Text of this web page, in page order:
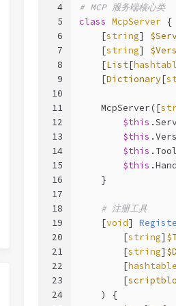
4
5
6
7
8
9
10
11
12
13
14
15
16
17
18
19
20
21
22
23
24
# MCP 服务端核心类
class McpServer {
    [
string]
    [
string]
    [
List[
    [
Dictionary[
    McpServer([
$this
$this
$this
$this
    }
# 注册工具
[void]
        [
string]
        [
string]
        [
hashtable
        [
    ) {